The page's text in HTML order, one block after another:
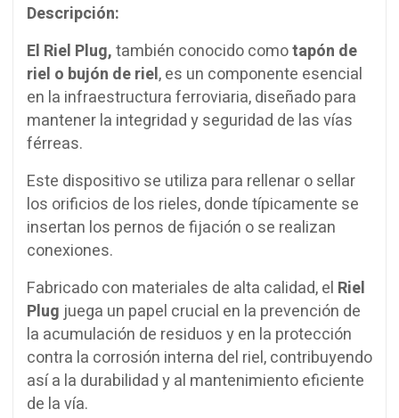
Descripción:
El Riel Plug,también conocido comotapón de
riel o bujón de riel, es un componente esencial
en la infraestructura ferroviaria, diseñado para
mantener la integridad y seguridad de las vías
férreas.
Este dispositivo se utiliza para rellenar o sellar
los orificios de los rieles, donde típicamente se
insertan los pernos de fijación o se realizan
conexiones.
Fabricado con materiales de alta calidad, el Riel
Plug juega un papel crucial en la prevención de
la acumulación de residuos y en la protección
contra la corrosión interna del riel, contribuyendo
así a la durabilidad y al mantenimiento eficiente
de la vía.